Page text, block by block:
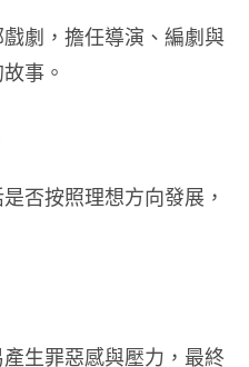
劇，擔任導演、編劇與
事。
否按照理想方向發展，
生罪惡感與壓力，最終